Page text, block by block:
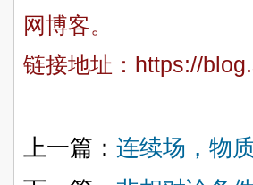
网博客。
链接地址： https://
上一篇： 连续场，物